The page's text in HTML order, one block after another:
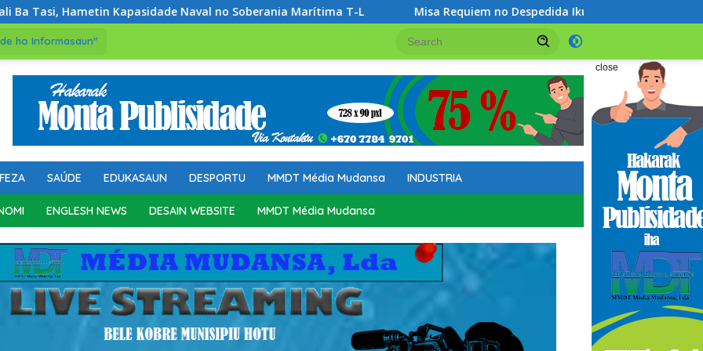
Naval no Soberania Marítima T-L Misa Requiem no Despedida Ikus ba Professor Bendito Freitas Ribeiro
ho Informasaun"
close
SAÚDE EDUKASAUN DESPORTU MMDT Média Mudansa INDUSTRIA
ENGLESH NEWS DESAIN WEBSITE MMDT Média Mudansa